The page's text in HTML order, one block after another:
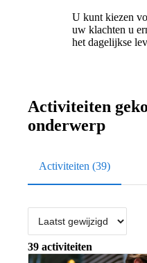
U kunt kiezen
uw klachten u
het dagelijkse
Activiteiten
onderwerp
Activiteiten (39)
39 activiteiten